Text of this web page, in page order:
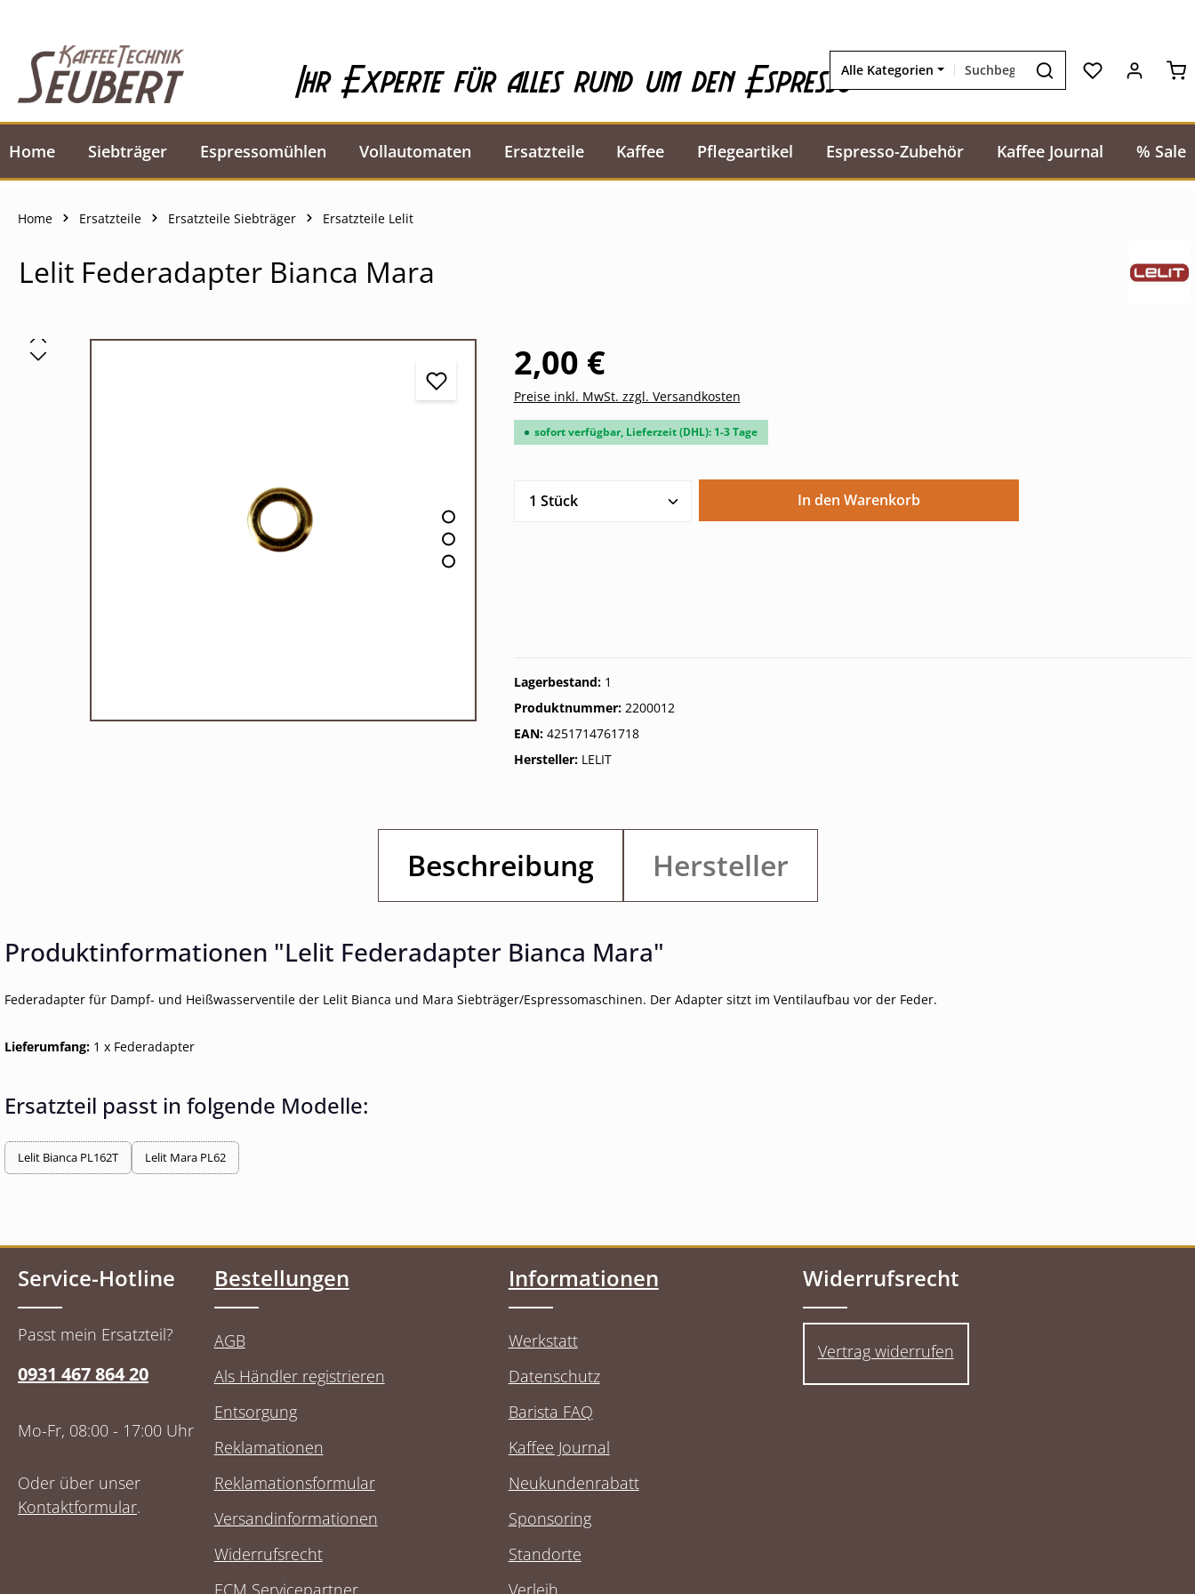
Ihr Experte für alles rund um den EspressoAlle Kategorien
Home Siebträger Espressomühlen Vollautomaten Ersatzteile Kaffee Pflegeartikel Espresso-Zubehör Kaffee Journal % Sale
Home Ersatzteile Ersatzteile Siebträger Ersatzteile Lelit
Lelit Federadapter Bianca Mara
Bildergalerie überspringen 2,00 €
Preise inkl. MwSt. zzgl. Versandkosten
sofort verfügbar, Lieferzeit (DHL): 1-3 Tage
Produkt Anzahl: Gib den gewünschten Wert ein oder benutze die
In den Warenkorb
Lagerbestand: 1
Produktnummer: 2200012
EAN: 4251714761718
Hersteller: LELIT
Beschreibung Hersteller
Produktinformationen "Lelit Federadapter Bianca Mara"
Federadapter für Dampf- und Heißwasserventile der Lelit Bianca und Mara Siebträger/Espressomaschinen. Der Adapter sitzt im Ventilaufbau vor der Feder.
Lieferumfang: 1 x Federadapter
Ersatzteil passt in folgende Modelle:
Lelit Bianca PL162T Lelit Mara PL62
Service-Hotline
Passt mein Ersatzteil?
0931 467 864 20
Mo-Fr, 08:00 - 17:00 Uhr
Oder über unser
Kontaktformular.
Bestellungen
AGB
Als Händler registrieren
Entsorgung
Reklamationen
Reklamationsformular
Versandinformationen
Widerrufsrecht
ECM Servicepartner
Informationen
Werkstatt
Datenschutz
Barista FAQ
Kaffee Journal
Neukundenrabatt
Sponsoring
Standorte
Verleih
Widerrufsrecht
Vertrag widerrufen